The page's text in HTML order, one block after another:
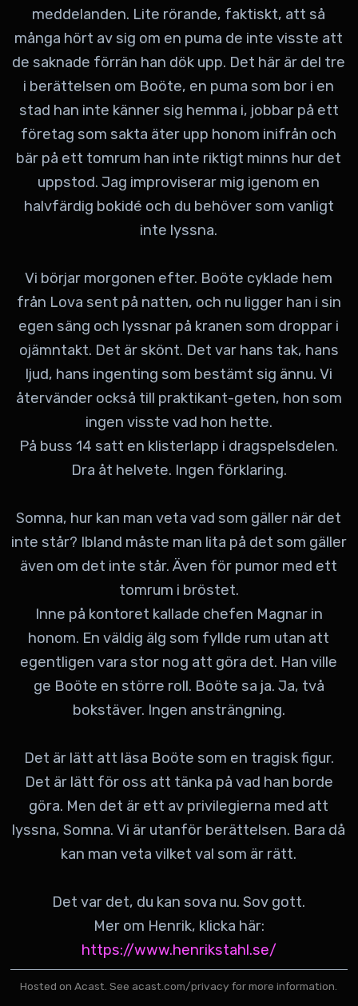
meddelanden. Lite rörande, faktiskt, att så
många hört av sig om en puma de inte visste att
de saknade förrän han dök upp. Det här är del tre
i berättelsen om Boöte, en puma som bor i en
stad han inte känner sig hemma i, jobbar på ett
företag som sakta äter upp honom inifrån och
bär på ett tomrum han inte riktigt minns hur det
uppstod. Jag improviserar mig igenom en
halvfärdig bokidé och du behöver som vanligt
inte lyssna.
Vi börjar morgonen efter. Boöte cyklade hem
från Lova sent på natten, och nu ligger han i sin
egen säng och lyssnar på kranen som droppar i
ojämntakt. Det är skönt. Det var hans tak, hans
ljud, hans ingenting som bestämt sig ännu. Vi
återvänder också till praktikant-geten, hon som
ingen visste vad hon hette.
På buss 14 satt en klisterlapp i dragspelsdelen.
Dra åt helvete. Ingen förklaring.
Somna, hur kan man veta vad som gäller när det
inte står? Ibland måste man lita på det som gäller
även om det inte står. Även för pumor med ett
tomrum i bröstet.
Inne på kontoret kallade chefen Magnar in
honom. En väldig älg som fyllde rum utan att
egentligen vara stor nog att göra det. Han ville
ge Boöte en större roll. Boöte sa ja. Ja, två
bokstäver. Ingen ansträngning.
Det är lätt att läsa Boöte som en tragisk figur.
Det är lätt för oss att tänka på vad han borde
göra. Men det är ett av privilegierna med att
lyssna, Somna. Vi är utanför berättelsen. Bara då
kan man veta vilket val som är rätt.
Det var det, du kan sova nu. Sov gott.
Mer om Henrik, klicka här:
https://www.henrikstahl.se/
Hosted on Acast. See acast.com/privacy for more information.